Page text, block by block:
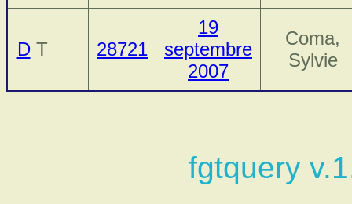
DT 28721
19
septembre
2007
Coma,
Sylvie
fgtquery